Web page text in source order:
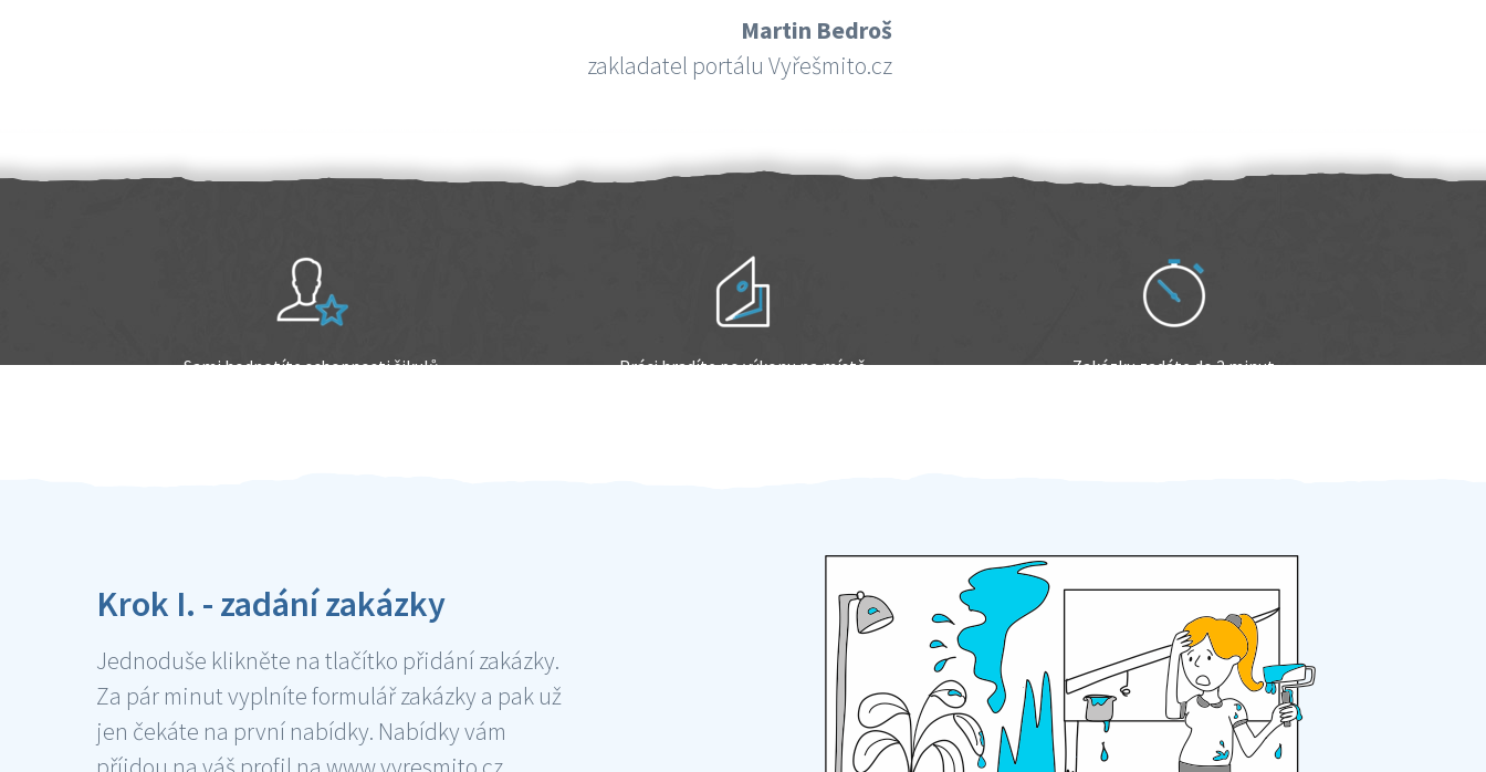
Martin Bedroš
zakladatel portálu Vyřešmito.cz
Sami hodnotíte schopnosti šikulů Práci hradíte po výkonu na místě Zakázku zadáte do 2 minut
Krok I. - zadání zakázky
Jednoduše klikněte na tlačítko přidání zakázky.
Za pár minut vyplníte formulář zakázky a pak už
jen čekáte na první nabídky. Nabídky vám